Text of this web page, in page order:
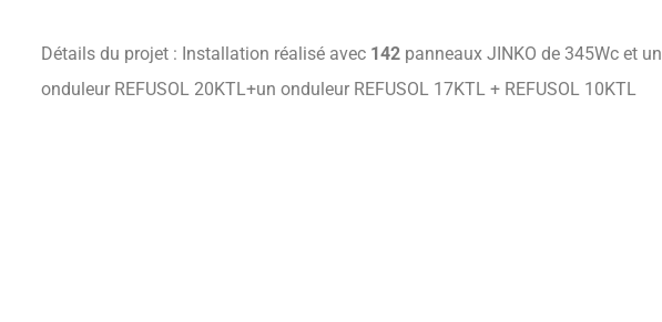
Détails du projet : Installation réalisé avec 142 panneaux JINKO de 345Wc et un
onduleur REFUSOL 20KTL+un onduleur REFUSOL 17KTL + REFUSOL 10KTL